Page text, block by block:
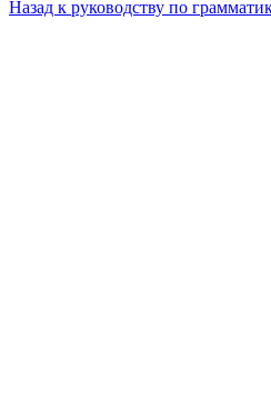
Назад к руководству по